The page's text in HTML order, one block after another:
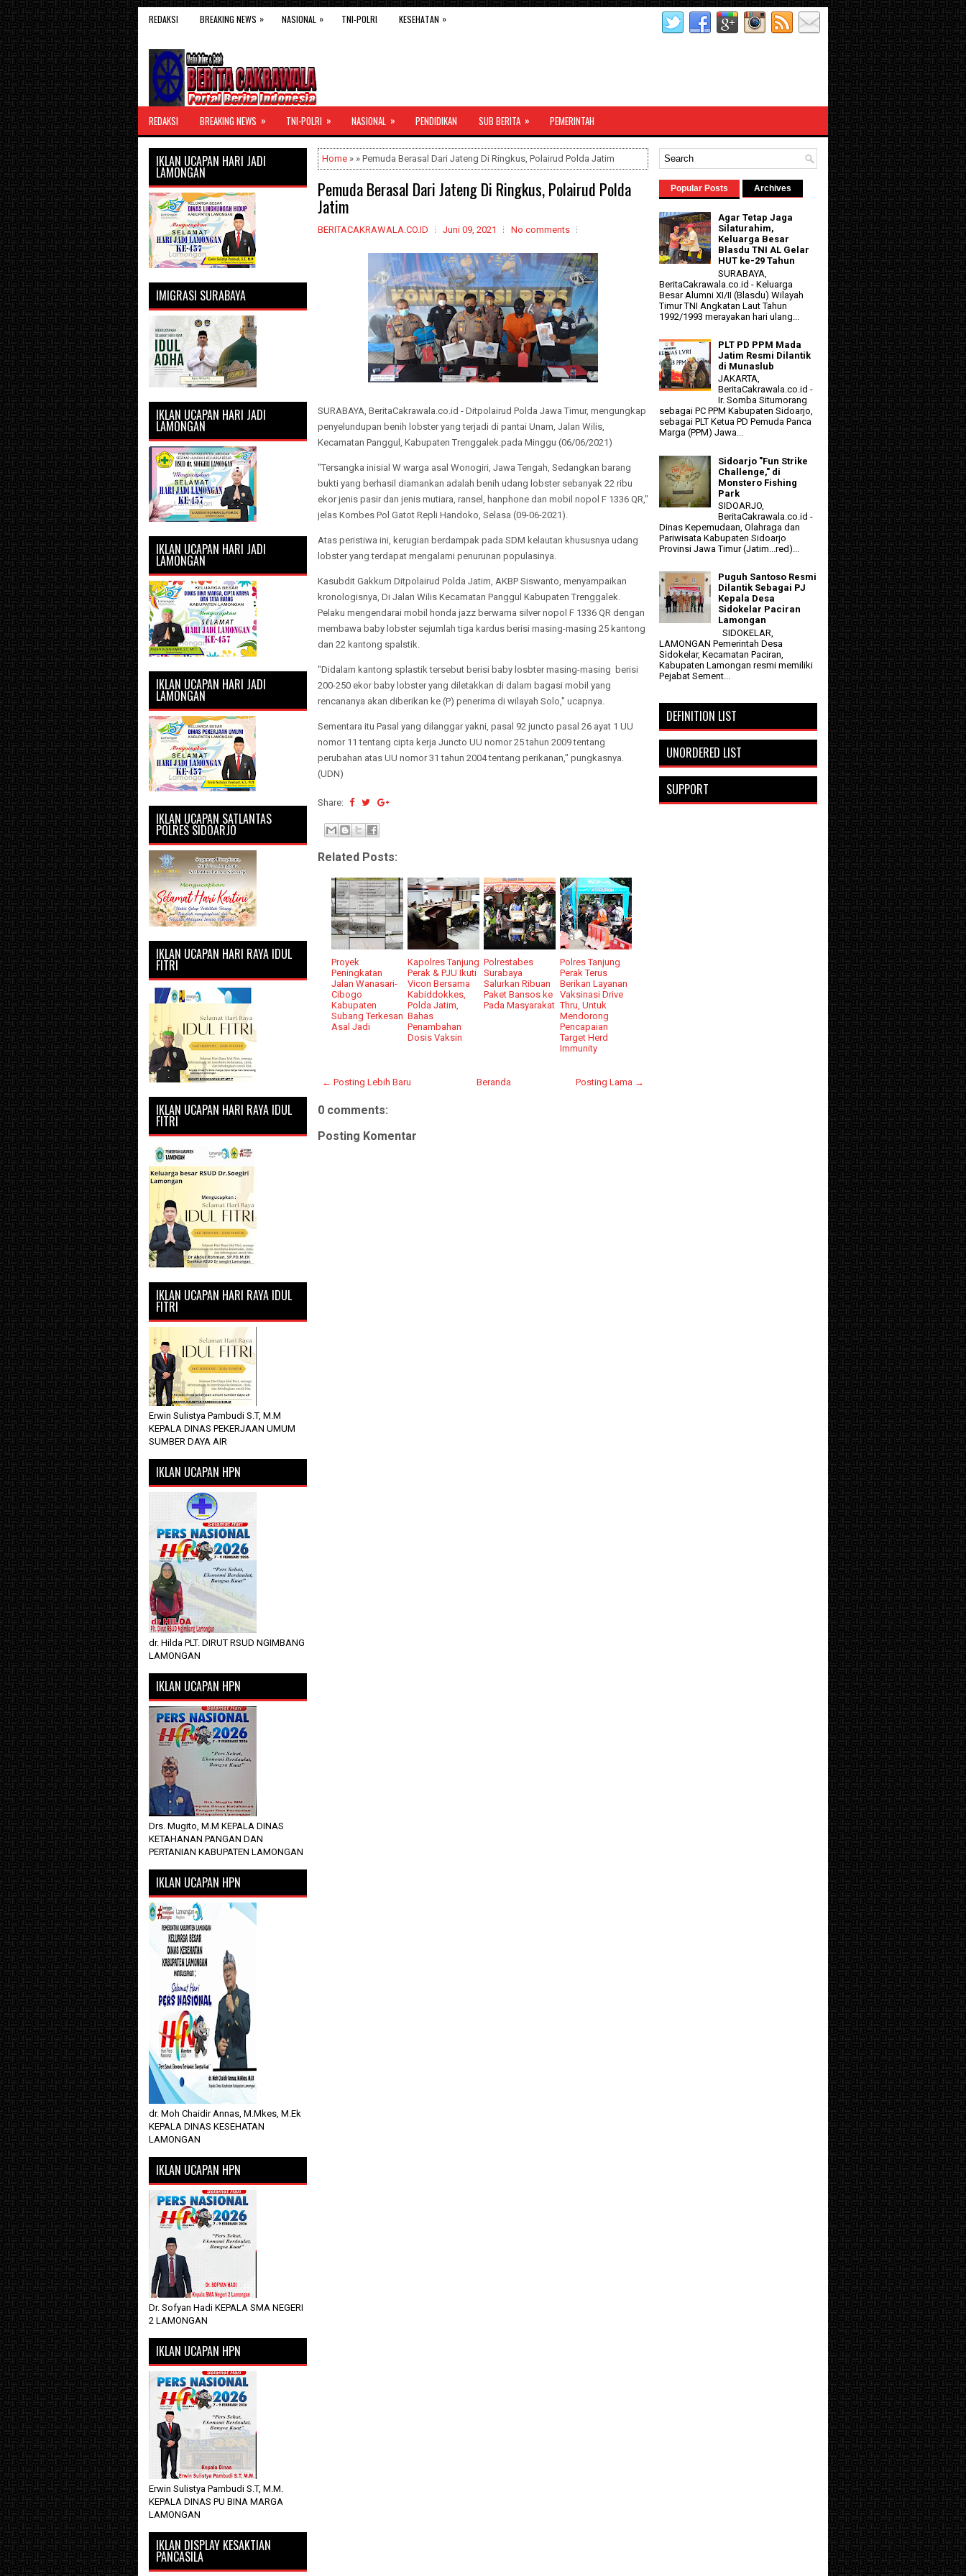
REDAKSI BREAKING NEWS » NASIONAL » TNI-POLRI KESEHATAN »
REDAKSI BREAKING NEWS » TNI-POLRI » NASIONAL » PENDIDIKAN SUB BERITA » PEMERINTAH
Home » » Pemuda Berasal Dari Jateng Di Ringkus, Polairud Polda Jatim
Pemuda Berasal Dari Jateng Di Ringkus, Polairud Polda
Jatim
BERITACAKRAWALA.CO.ID Juni 09, 2021 No comments
SURABAYA, BeritaCakrawala.co.id - Ditpolairud Polda Jawa Timur, mengungkap
penyelundupan benih lobster yang terjadi di pantai Unam, Jalan Wilis,
Kecamatan Panggul, Kabupaten Trenggalek.pada Minggu (06/06/2021)
"Tersangka inisial W warga asal Wonogiri, Jawa Tengah, Sedangkan barang
bukti yang berhasil diamankan adalah benih udang lobster sebanyak 22 ribu
ekor jenis pasir dan jenis mutiara, ransel, hanphone dan mobil nopol F 1336 QR,"
jelas Kombes Pol Gatot Repli Handoko, Selasa (09-06-2021).
Atas peristiwa ini, kerugian berdampak pada SDM kelautan khususnya udang
lobster yang terdapat mengalami penurunan populasinya.
Kasubdit Gakkum Ditpolairud Polda Jatim, AKBP Siswanto, menyampaikan
kronologisnya, Di Jalan Wilis Kecamatan Panggul Kabupaten Trenggalek.
Pelaku mengendarai mobil honda jazz berwarna silver nopol F 1336 QR dengan
membawa baby lobster sejumlah tiga kardus berisi masing-masing 25 kantong
dan 22 kantong spalstik.
"Didalam kantong splastik tersebut berisi baby losbter masing-masing berisi
200-250 ekor baby lobster yang diletakkan di dalam bagasi mobil yang
rencananya akan diberikan ke (P) penerima di wilayah Solo," ucapnya.
Sementara itu Pasal yang dilanggar yakni, pasal 92 juncto pasal 26 ayat 1 UU
nomor 11 tentang cipta kerja Juncto UU nomor 25 tahun 2009 tentang
perubahan atas UU nomor 31 tahun 2004 tentang perikanan," pungkasnya.
(UDN)
Share:
Related Posts:
Proyek
Peningkatan
Jalan Wanasari-
Cibogo
Kabupaten
Subang Terkesan
Asal Jadi
Kapolres Tanjung
Perak & PJU Ikuti
Vicon Bersama
Kabiddokkes,
Polda Jatim,
Bahas
Penambahan
Dosis Vaksin
Polrestabes
Surabaya
Salurkan Ribuan
Paket Bansos ke
Pada Masyarakat
Polres Tanjung
Perak Terus
Berikan Layanan
Vaksinasi Drive
Thru, Untuk
Mendorong
Pencapaian
Target Herd
Immunity
← Posting Lebih Baru Posting Lama →
Beranda
0 comments:
Posting Komentar
IKLAN UCAPAN HARI JADI
LAMONGAN
IMIGRASI SURABAYA
IKLAN UCAPAN HARI JADI
LAMONGAN
IKLAN UCAPAN HARI JADI
LAMONGAN
IKLAN UCAPAN HARI JADI
LAMONGAN
IKLAN UCAPAN SATLANTAS
POLRES SIDOARJO
IKLAN UCAPAN HARI RAYA IDUL
FITRI
IKLAN UCAPAN HARI RAYA IDUL
FITRI
IKLAN UCAPAN HARI RAYA IDUL
FITRI
Erwin Sulistya Pambudi S.T, M.M
KEPALA DINAS PEKERJAAN UMUM
SUMBER DAYA AIR
IKLAN UCAPAN HPN
dr. Hilda PLT. DIRUT RSUD NGIMBANG
LAMONGAN
IKLAN UCAPAN HPN
Drs. Mugito, M.M KEPALA DINAS
KETAHANAN PANGAN DAN
PERTANIAN KABUPATEN LAMONGAN
IKLAN UCAPAN HPN
dr. Moh Chaidir Annas, M.Mkes, M.Ek
KEPALA DINAS KESEHATAN
LAMONGAN
IKLAN UCAPAN HPN
Dr. Sofyan Hadi KEPALA SMA NEGERI
2 LAMONGAN
IKLAN UCAPAN HPN
Erwin Sulistya Pambudi S.T, M.M.
KEPALA DINAS PU BINA MARGA
LAMONGAN
IKLAN DISPLAY KESAKTIAN
PANCASILA
Popular Posts Archives
Agar Tetap Jaga
Silaturahim,
Keluarga Besar
Blasdu TNI AL Gelar
HUT ke-29 Tahun
SURABAYA,
BeritaCakrawala.co.id - Keluarga
Besar Alumni XI/II (Blasdu) Wilayah
Timur TNI Angkatan Laut Tahun
1992/1993 merayakan hari ulang...
PLT PD PPM Mada
Jatim Resmi Dilantik
di Munaslub
JAKARTA,
BeritaCakrawala.co.id -
Ir. Somba Situmorang
sebagai PC PPM Kabupaten Sidoarjo,
sebagai PLT Ketua PD Pemuda Panca
Marga (PPM) Jawa...
Sidoarjo "Fun Strike
Challenge," di
Monstero Fishing
Park
SIDOARJO,
BeritaCakrawala.co.id -
Dinas Kepemudaan, Olahraga dan
Pariwisata Kabupaten Sidoarjo
Provinsi Jawa Timur (Jatim...red)...
Puguh Santoso Resmi
Dilantik Sebagai PJ
Kepala Desa
Sidokelar Paciran
Lamongan
SIDOKELAR,
LAMONGAN Pemerintah Desa
Sidokelar, Kecamatan Paciran,
Kabupaten Lamongan resmi memiliki
Pejabat Sement...
DEFINITION LIST
UNORDERED LIST
SUPPORT